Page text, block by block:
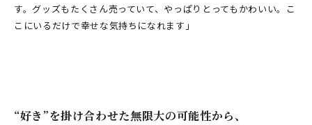
す。グッズもたくさん売っていて、やっぱりとってもかわいい。こ
こにいるだけで幸せな気持ちになれます」
“好き”を掛け合わせた無限大の可能性から、